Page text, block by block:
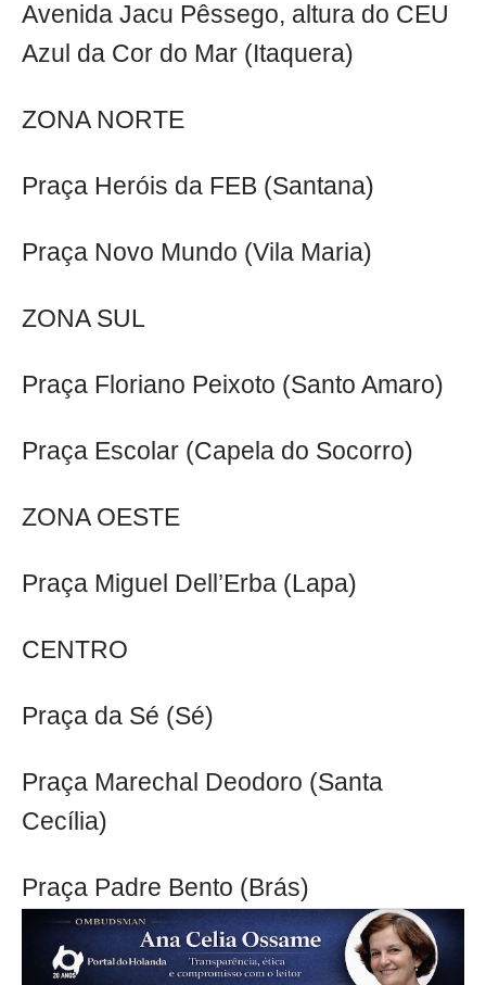
Avenida Jacu Pêssego, altura do CEU
Azul da Cor do Mar (Itaquera)
ZONA NORTE
Praça Heróis da FEB (Santana)
Praça Novo Mundo (Vila Maria)
ZONA SUL
Praça Floriano Peixoto (Santo Amaro)
Praça Escolar (Capela do Socorro)
ZONA OESTE
Praça Miguel Dell’Erba (Lapa)
CENTRO
Praça da Sé (Sé)
Praça Marechal Deodoro (Santa
Cecília)
Praça Padre Bento (Brás)